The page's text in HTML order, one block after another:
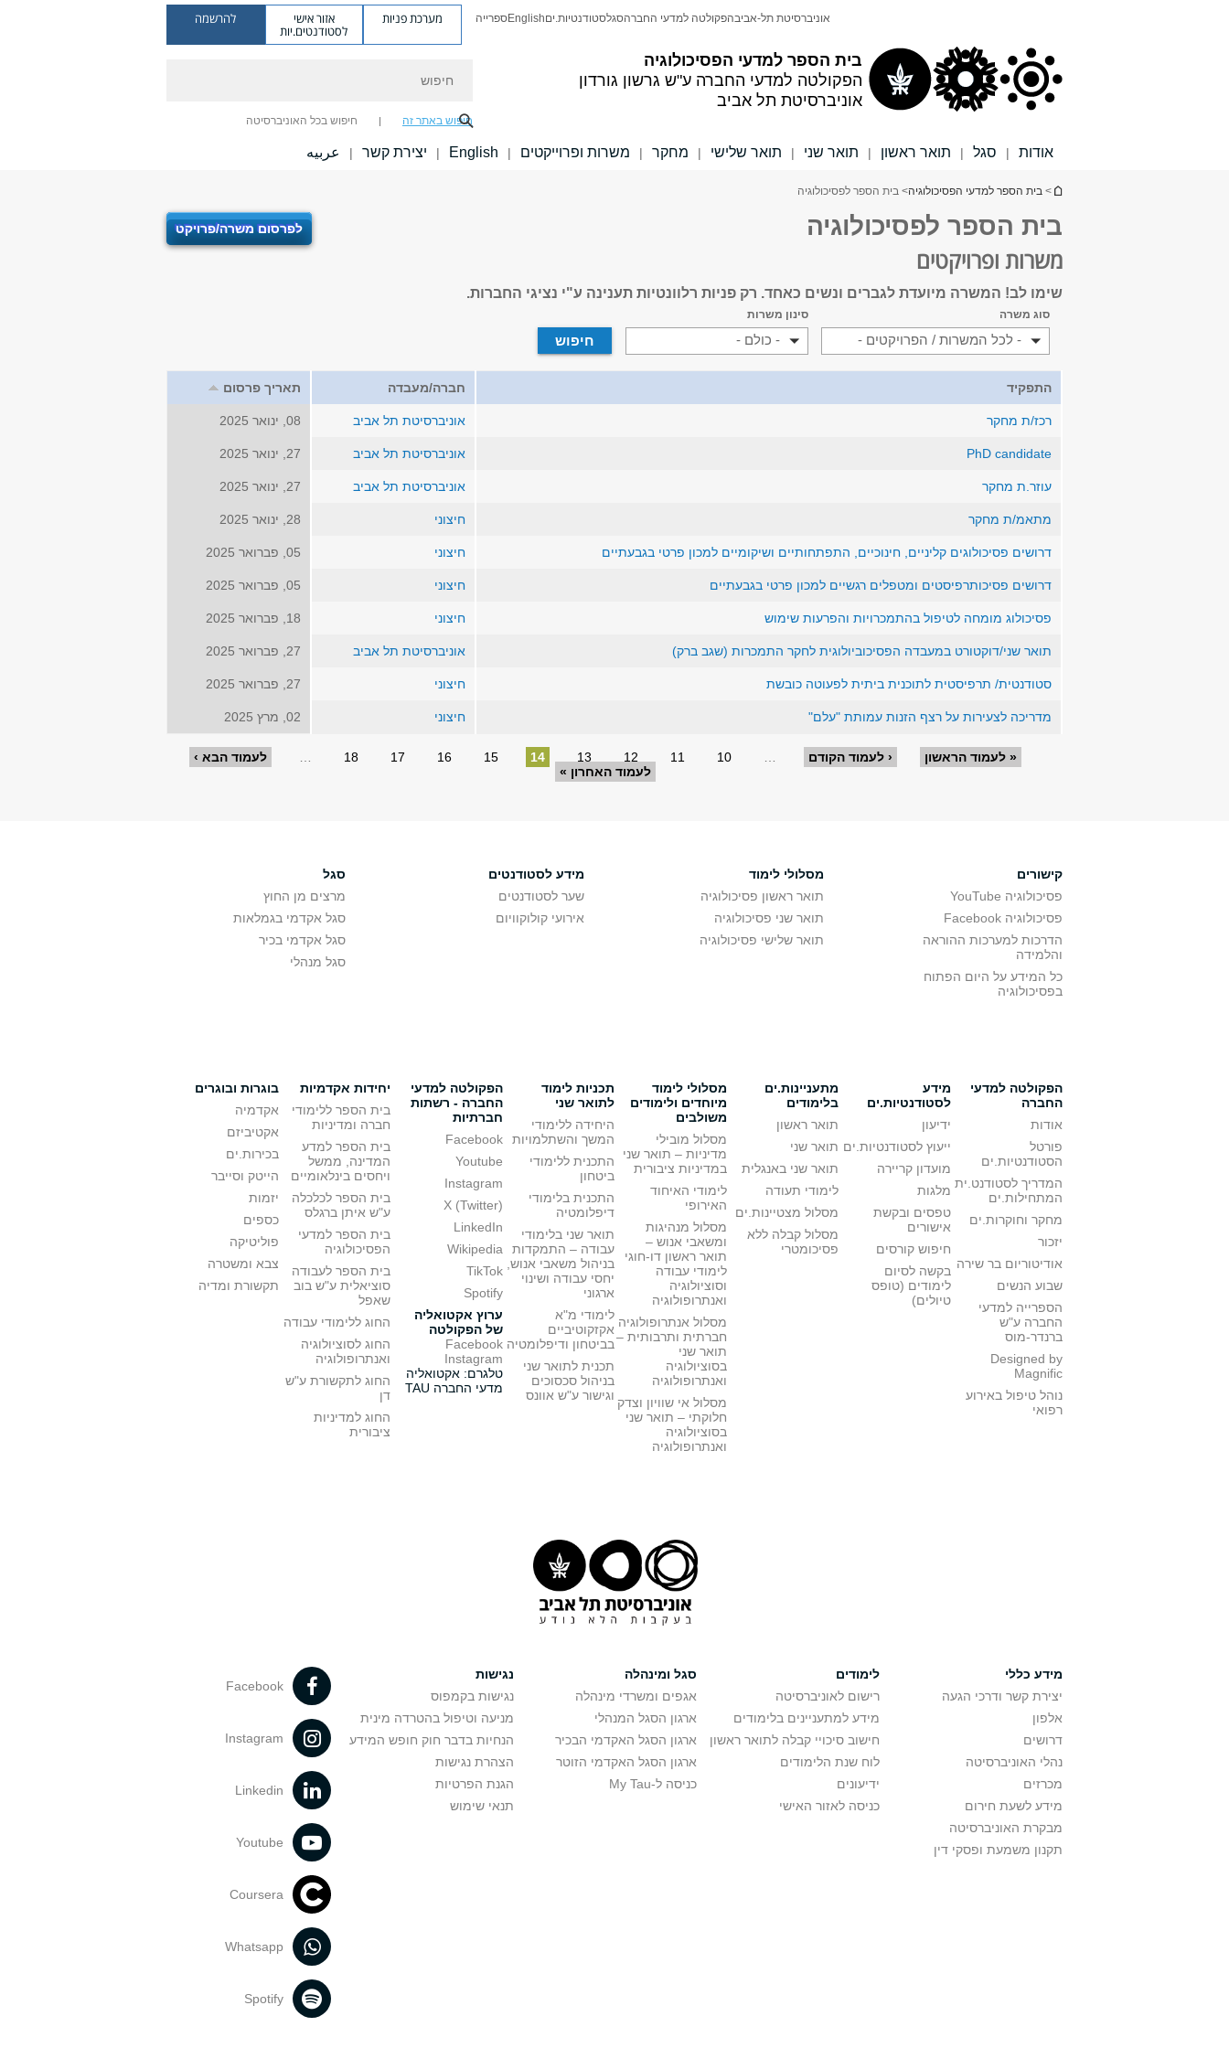
בית הספר למדעי הפסיכולוגיה
הפקולטה למדעי החברה ע"ש גרשון גורדון
אוניברסיטת תל אביב
אוניברסיטת תל-אביבהפקולטה למדעי החברהסגלסטודנטיות.יםEnglishספרייה מערכת פניות אזור אישי
לסטודנטים.יות
להרשמה
חיפוש באתר זה חיפוש בכל האוניברסיטה
אודות | סגל | תואר ראשון | תואר שני | תואר שלישי | מחקר | משרות ופרוייקטים |
English
| יצירת קשר | عربيه
הינך נמצא כאן
> בית הספר למדעי הפסיכולוגיה> בית הספר לפסיכולוגיה
לפרסום משרה/פרויקט בית הספר לפסיכולוגיה
משרות ופרויקטים
שימו לב! המשרה מיועדת לגברים ונשים כאחד. רק פניות רלוונטיות תענינה ע"י נציגי החברות.
סוג משרה
- לכל המשרות / הפרויקטים -
סינון משרות
- כולם -
התפקיד חברה/מעבדה תאריך פרסום
רכז/ת מחקר אוניברסיטת תל אביב 08, ינואר 2025
PhD candidate אוניברסיטת תל אביב 27, ינואר 2025
עוזר.ת מחקר אוניברסיטת תל אביב 27, ינואר 2025
מתאמ/ת מחקר חיצוני 28, ינואר 2025
דרושים פסיכולוגים קליניים, חינוכיים, התפתחותיים ושיקומיים למכון פרטי בגבעתיים חיצוני 05, פברואר 2025
דרושים פסיכותרפיסטים ומטפלים רגשיים למכון פרטי בגבעתיים חיצוני 05, פברואר 2025
פסיכולוג מומחה לטיפול בהתמכרויות והפרעות שימוש חיצוני 18, פברואר 2025
תואר שני/דוקטורט במעבדה הפסיכוביולוגית לחקר התמכרות (שגב ברק) אוניברסיטת תל אביב 27, פברואר 2025
סטודנטית/ תרפיסטית לתוכנית ביתית לפעוטה כובשת חיצוני 27, פברואר 2025
מדריכה לצעירות על רצף הזנות עמותת "עלם" חיצוני 02, מרץ 2025
עמודים« לעמוד הראשון ‹ לעמוד הקודם 10
11
12
13
14
15
16
17
18
לעמוד הבא ›
לעמוד האחרון »
קישורים
פסיכולוגיה YouTube
פסיכולוגיה Facebook
הדרכות למערכות ההוראה
והלמידה
כל המידע על היום הפתוח
בפסיכולוגיה
מסלולי לימוד
תואר ראשון פסיכולוגיה
תואר שני פסיכולוגיה
תואר שלישי פסיכולוגיה
מידע לסטודנטים
שער לסטודנטים
אירועי קולוקוויום
סגל
מרצים מן החוץ
סגל אקדמי בגמלאות
סגל אקדמי בכיר
סגל מנהלי
הפקולטה למדעי
החברה
אודות
פורטל
הסטודנטיות.ים
המדריך לסטודנט.ית
המתחילות.ים
מחקר וחוקרות.ים
יזכור
אודיטוריום בר שירה
שבוע הנשים
הספרייה למדעי
החברה ע"ש
ברנדר-מוס
Designed by
Magnific
נוהל טיפול באירוע
רפואי
מידע
לסטודנטיות.ים
ידיעון
ייעוץ לסטודנטיות.ים
מועדון קריירה
מלגות
טפסים ובקשת
אישורים
חיפוש קורסים
בקשה לסיום
לימודים (טופס
טיולים)
מתעניינות.ים
בלימודים
תואר ראשון
תואר שני
תואר שני באנגלית
לימודי תעודה
מסלול מצטיינות.ים
מסלול קבלה ללא
פסיכומטרי
מסלולי לימוד
מיוחדים ולימודים
משולבים
מסלול מובילי
מדיניות – תואר שני
במדיניות ציבורית
לימודי האיחוד
האירופי
מסלול מנהיגות
ומשאבי אנוש –
תואר ראשון דו-חוגי
לימודי עבודה
וסוציולוגיה
ואנתרופולוגיה
מסלול אנתרופולוגיה
חברתית ותרבותית –
תואר שני
בסוציולוגיה
ואנתרופולוגיה
מסלול אי שוויון וצדק
חלוקתי – תואר שני
בסוציולוגיה
ואנתרופולוגיה
תכניות לימוד
לתואר שני
היחידה ללימודי
המשך והשתלמויות
התכנית ללימודי
ביטחון
התכנית בלימודי
דיפלומטיה
תואר שני בלימודי
עבודה – התמקדות
בניהול משאבי אנוש,
יחסי עבודה ושינוי
ארגוני
לימודי מ"א
אקזקוטיביים
בביטחון ודיפלומטיה
תכנית לתואר שני
בניהול סכסוכים
וגישור ע"ש אוונס
הפקולטה למדעי
החברה - רשתות
חברתיות
Facebook
Youtube
Instagram
X (Twitter)
LinkedIn
Wikipedia
TikTok
Spotify
ערוץ אקטואליה
של הפקולטה
Facebook
Instagram
טלגרם: אקטואליה
מדעי החברה TAU
יחידות אקדמיות
בית הספר ללימודי
חברה ומדיניות
בית הספר למדע
המדינה, ממשל
ויחסים בינלאומיים
בית הספר לכלכלה
ע"ש איתן ברגלס
בית הספר למדעי
הפסיכולוגיה
בית הספר לעבודה
סוציאלית ע"ש בוב
שאפל
החוג ללימודי עבודה
החוג לסוציולוגיה
ואנתרופולוגיה
החוג לתקשורת ע"ש
דן
החוג למדיניות
ציבורית
בוגרות ובוגרים
אקדמיה
אקטיביזם
בכירות.ים
הייטק וסייבר
יזמות
כספים
פוליטיקה
צבא ומשטרה
תקשורת ומדיה
מידע כללי
יצירת קשר ודרכי הגעה
אלפון
דרושים
נהלי האוניברסיטה
מכרזים
מידע לשעת חירום
מבקרת האוניברסיטה
תקנון משמעת ופסקי דין
לימודים
רישום לאוניברסיטה
מידע למתעניינים בלימודים
חישוב סיכויי קבלה לתואר ראשון
לוח שנת הלימודים
ידיעונים
כניסה לאזור האישי
סגל ומינהלה
אגפים ומשרדי מינהלה
ארגון הסגל המנהלי
ארגון הסגל האקדמי הבכיר
ארגון הסגל האקדמי הזוטר
כניסה ל-My Tau
נגישות
נגישות בקמפוס
מניעה וטיפול בהטרדה מינית
הנחיות בדבר חוק חופש המידע
הצהרת נגישות
הגנת הפרטיות
תנאי שימוש
Facebook
Instagram
Linkedin
Youtube
Coursera
Whatsapp
Spotify